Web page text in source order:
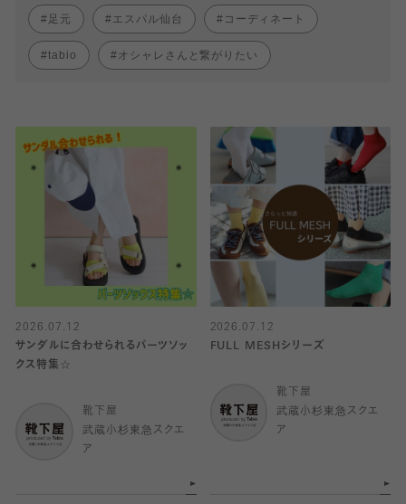
足元 エスパル仙台 コーディネート
tabio オシャレさんと繋がりたい
2026.07.12
サンダルに合わせられるパーツソッ
クス特集☆
靴下屋
武蔵小杉東急スクエ
ア
2026.07.12
FULL MESHシリーズ
靴下屋
武蔵小杉東急スクエ
ア